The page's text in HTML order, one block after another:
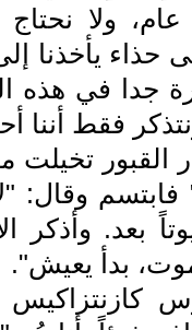
ولا نحتاج
حذاء يأخذنا
جدا في هذه
فقط أننا
تخيلت
وقال:
بعد. وأذكر
بدأ يعيش".
كازنتزاكيس